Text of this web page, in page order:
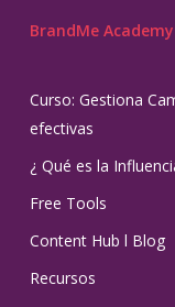
BrandMe Academy
Curso: Gestiona
efectivas
¿ Qué es la
Free Tools
Content Hub l Blog
Recursos